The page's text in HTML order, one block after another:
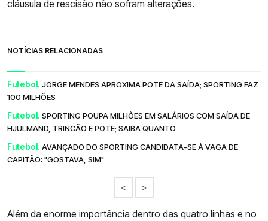
cláusula de rescisão não sofram alterações.
NOTÍCIAS RELACIONADAS
Futebol. JORGE MENDES APROXIMA POTE DA SAÍDA; SPORTING FAZ
100 MILHÕES
Futebol. SPORTING POUPA MILHÕES EM SALÁRIOS COM SAÍDA DE
HJULMAND, TRINCÃO E POTE; SAIBA QUANTO
Futebol. AVANÇADO DO SPORTING CANDIDATA-SE À VAGA DE
CAPITÃO: "GOSTAVA, SIM"
< >
Além da enorme importância dentro das quatro linhas e no